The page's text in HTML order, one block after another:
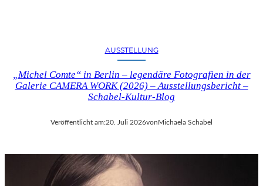
AUSSTELLUNG
„Michel Comte“ in Berlin – legendäre Fotografien in der
Galerie CAMERA WORK (2026) – Ausstellungsbericht –
Schabel-Kultur-Blog
Veröffentlicht am:20. Juli 2026vonMichaela Schabel